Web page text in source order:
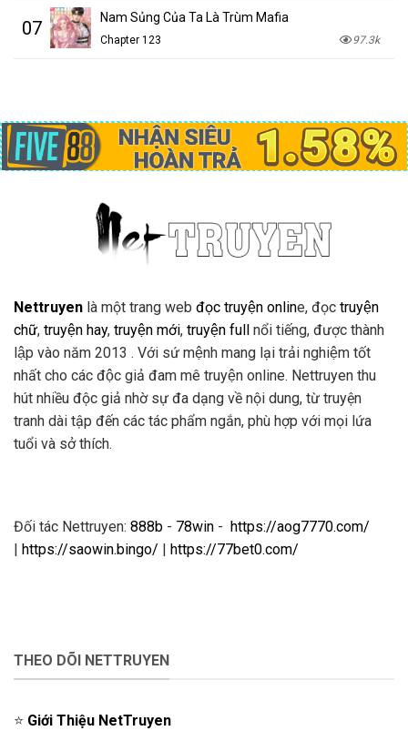
07 Nam Sủng Của Ta Là Trùm Mafia
Chapter 123 97.3k
Nettruyen là một trang web đọc truyện online, đọc truyện
chữ, truyện hay, truyện mới, truyện full nổi tiếng, được thành
lập vào năm 2013 . Với sứ mệnh mang lại trải nghiệm tốt
nhất cho các độc giả đam mê truyện online. Nettruyen thu
hút nhiều độc giả nhờ sự đa dạng về nội dung, từ truyện
tranh dài tập đến các tác phẩm ngắn, phù hợp với mọi lứa
tuổi và sở thích.
Đối tác Nettruyen: 888b - 78win - https://aog7770.com/
https://saowin.bingo/ https://77bet0.com/
THEO DÕI NETTRUYEN
⭐️ Giới Thiệu NetTruyen